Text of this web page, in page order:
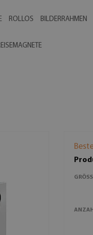
ROLLOS BILDERRAHMEN